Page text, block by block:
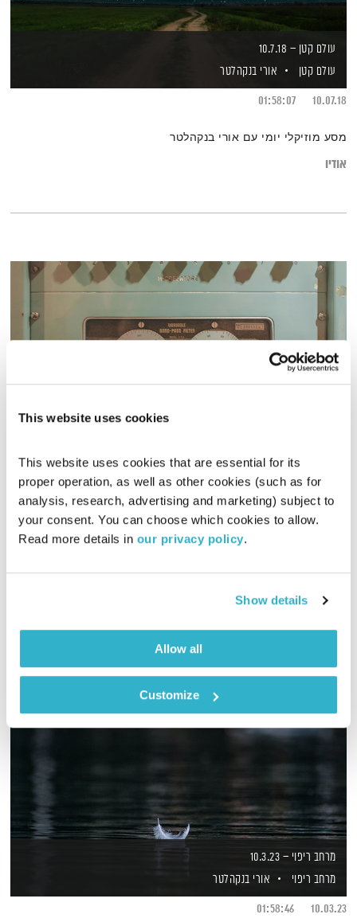
This website uses cookies
This website uses cookies that are essential for its
proper operation, as well as other cookies (such as for
analysis, research, advertising and marketing) subject to
your consent. You can choose which cookies to allow.
Read more details in our privacy policy.
Show details
Allow all
Customize
עולם קטן – 10.7.18
עולם קטן
אורי בנקהלטר
10.07.18
01:58:07
מסע מוזיקלי יומי עם אורי בנקהלטר
אודיו
מסעותיי במרחבי הזמן
דדי יצחייק
14.02.26
00:59:16
דדי יצחייק יוצא למסע מוזיקלי בן שעה, עם מוזיקה טובה מאז ועד
אודיו
מרחב ריפוי – 10.3.23
מרחב ריפוי
אורי בנקהלטר
10.03.23
01:58:46